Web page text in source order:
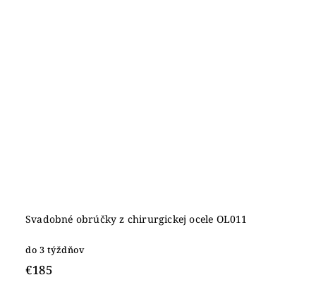
Svadobné obrúčky z chirurgickej ocele OL011
do 3 týždňov
€185